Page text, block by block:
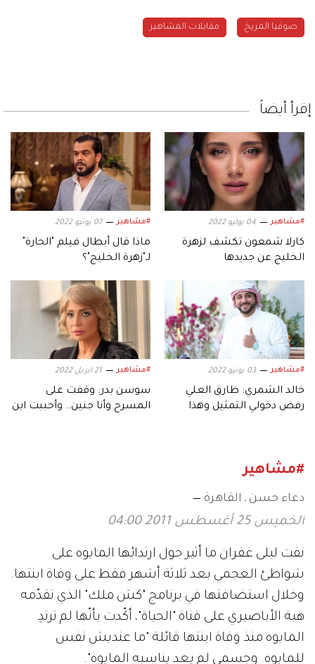
صوفيا المريخ مقابلات المشاهير
إقرأ أيضاً
#مشاهير 04 يوليو 2022
كارلا شمعون تكشف لزهرة
الخليج عن جديدها
#مشاهير 07 يونيو 2022
ماذا قال أبطال فيلم "الحارة"
لـ"زهرة الخليج"؟
#مشاهير 03 يونيو 2022
خالد الشمري: طارق العلي
رفض دخولي التمثيل وهذا
#مشاهير 21 ابريل 2022
سوسن بدر: وقفت على
المسرح وأنا جنين.. وأحببت ابن
#مشاهير
دعاء حسن ـ القاهرة
الخميس 25 أغسطس 2011 04:00
نفت ليلى غفران ما أثير حول ارتدائها المايوه على
شواطئ العجمي بعد ثلاثة أشهر فقط على وفاة ابنتها.
وخلال استضافتها في برنامج "كش ملك" الذي تقدّمه
هبة الأباصيري على قناة "الحياة"، أكّدت بأنّها لم ترتدِ
المايوه منذ وفاة ابنتها قائلة "ما عنديش نفس
للمايوه. وجسمي لم يعد يناسبه المايوه".